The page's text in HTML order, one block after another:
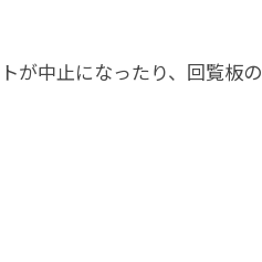
が中止になったり、回覧板の